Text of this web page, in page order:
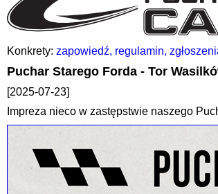
Konkrety: zapowiedź, regulamin,
Puchar Starego Forda - Tor
[2025-07-23]
Impreza nieco w zastępstwie naszego